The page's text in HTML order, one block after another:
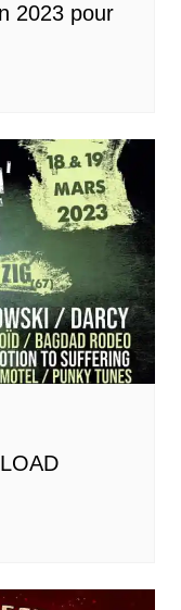
2023 pour